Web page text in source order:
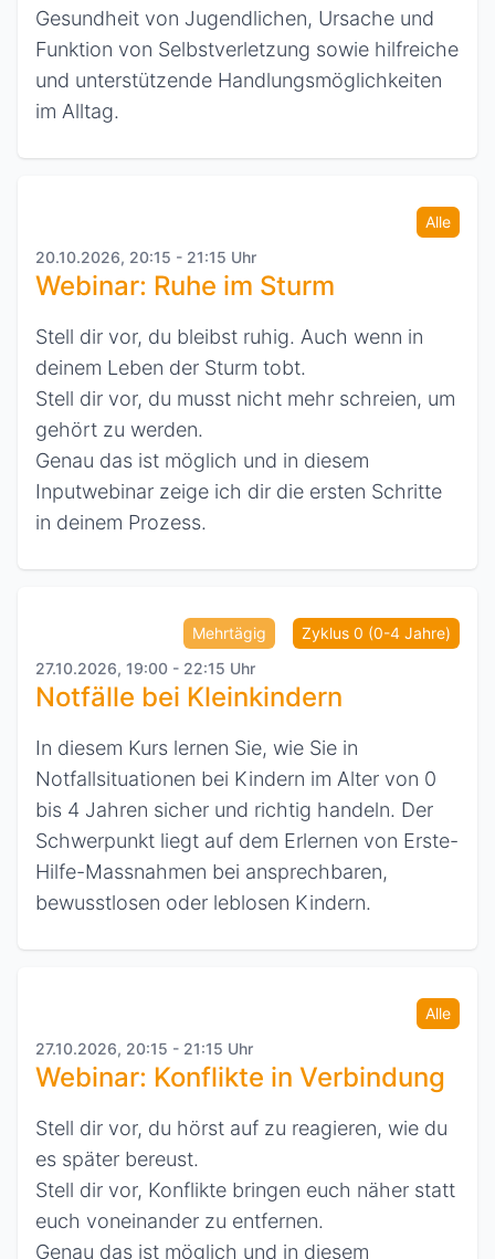
Gesundheit von Jugendlichen, Ursache und
Funktion von Selbstverletzung sowie hilfreiche
und unterstützende Handlungsmöglichkeiten
im Alltag.
Alle
20.10.2026, 20:15 - 21:15 Uhr
Webinar: Ruhe im Sturm
Stell dir vor, du bleibst ruhig. Auch wenn in
deinem Leben der Sturm tobt.
Stell dir vor, du musst nicht mehr schreien, um
gehört zu werden.
Genau das ist möglich und in diesem
Inputwebinar zeige ich dir die ersten Schritte
in deinem Prozess.
Mehrtägig
Zyklus 0 (0-4 Jahre)
27.10.2026, 19:00 - 22:15 Uhr
Notfälle bei Kleinkindern
In diesem Kurs lernen Sie, wie Sie in
Notfallsituationen bei Kindern im Alter von 0
bis 4 Jahren sicher und richtig handeln. Der
Schwerpunkt liegt auf dem Erlernen von Erste-
Hilfe-Massnahmen bei ansprechbaren,
bewusstlosen oder leblosen Kindern.
Alle
27.10.2026, 20:15 - 21:15 Uhr
Webinar: Konflikte in Verbindung
Stell dir vor, du hörst auf zu reagieren, wie du
es später bereust.
Stell dir vor, Konflikte bringen euch näher statt
euch voneinander zu entfernen.
Genau das ist möglich und in diesem